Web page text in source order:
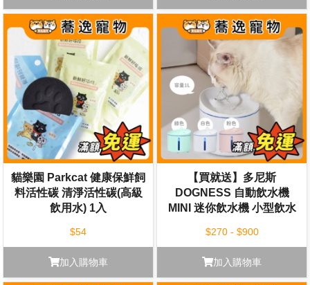
貓樂園 Parkcat 健康保鮮飼
料活性碳 清淨活性碳(高級
飲用水) 1入
$54
加入購物車
【買就送】多尼斯
DOGNESS 自動飲水機
MINI 迷你飲水機 小型飲水
$270 - $900
加入購物車